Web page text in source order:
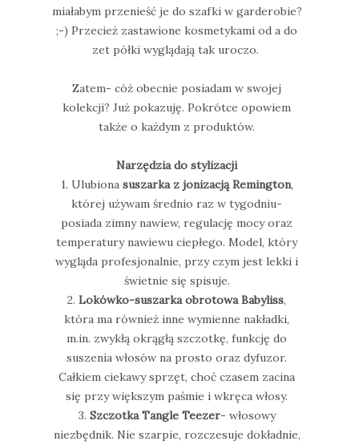
miałabym przenieść je do szafki w garderobie?
;-) Przecież zastawione kosmetykami od a do
zet półki wyglądają tak uroczo.
Zatem- cóż obecnie posiadam w swojej
kolekcji? Już pokazuję. Pokrótce opowiem
także o każdym z produktów.
Narzędzia do stylizacji
1. Ulubiona suszarka z jonizacją Remington,
której używam średnio raz w tygodniu-
posiada zimny nawiew, regulację mocy oraz
temperatury nawiewu ciepłego. Model, który
wygląda profesjonalnie, przy czym jest lekki i
świetnie się spisuje.
2.Lokówko-suszarka obrotowa Babyliss,
która ma również inne wymienne nakładki,
m.in. zwykłą okrągłą szczotkę, funkcję do
suszenia włosów na prosto oraz dyfuzor.
Całkiem ciekawy sprzęt, choć czasem zacina
się przy większym paśmie i wkręca włosy.
3. Szczotka Tangle Teezer- włosowy
niezbędnik. Nie szarpie, rozczesuje dokładnie,